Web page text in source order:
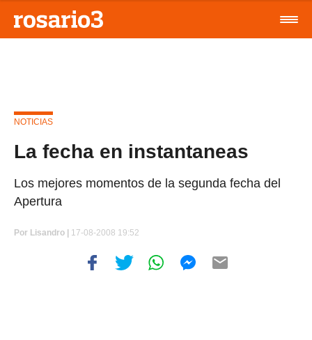
NOTICIAS
La fecha en instantaneas
Los mejores momentos de la segunda fecha del
Apertura
Por Lisandro | 17-08-2008 19:52